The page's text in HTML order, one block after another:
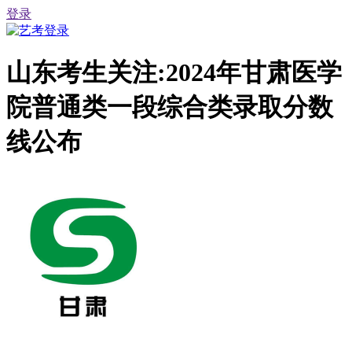
登录
山东考生关注:2024年甘肃医学
院普通类一段综合类录取分数
线公布